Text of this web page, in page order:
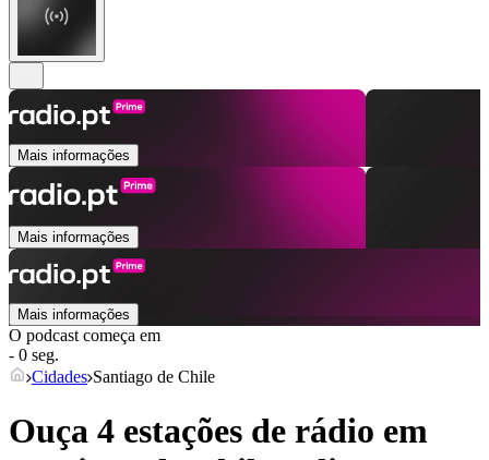
Mais informações
Mais informações
Mais informações
O podcast começa em
- 0 seg.
Cidades Santiago de Chile
Ouça 4 estações de rádio em